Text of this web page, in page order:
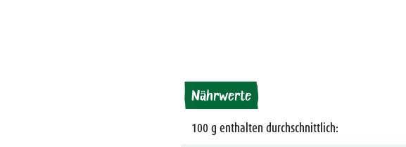
Nährwerte
100 g enthalten durchschnittlich: